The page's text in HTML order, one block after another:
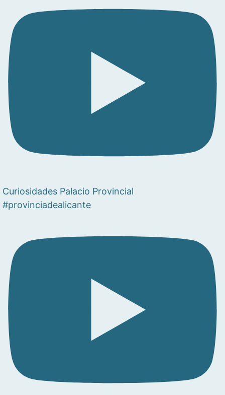
Curiosidades Palacio Provincial
#provinciadealicante